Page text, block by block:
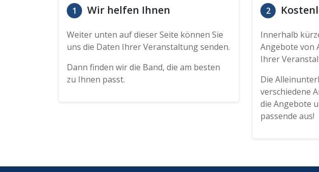
1 Wir helfen Ihnen
Weiter unten auf dieser Seite können Sie
uns die Daten Ihrer Veranstaltung senden.
Dann finden wir die Band, die am besten
zu Ihnen passt.
2
Innerhalb
Angebote von
Ihrer
Die
verschiedene
die Angebote
passende aus!